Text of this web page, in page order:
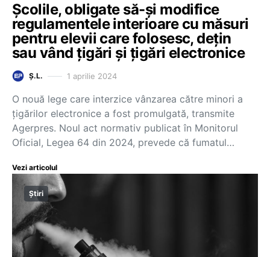
Școlile, obligate să-și modifice
regulamentele interioare cu măsuri
pentru elevii care folosesc, dețin
sau vând țigări și țigări electronice
Ș.L. 1 aprilie 2024
O nouă lege care interzice vânzarea către minori a
țigărilor electronice a fost promulgată, transmite
Agerpres. Noul act normativ publicat în Monitorul
Oficial, Legea 64 din 2024, prevede că fumatul…
Vezi articolul
Știri